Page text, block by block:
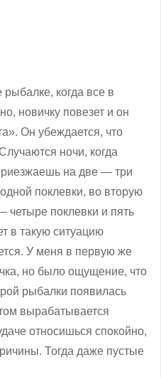
когда все в
новичку повезет и он
Он убеждается, что
ночи, когда
на две — три
поклевки, во вторую
четыре поклевки и пять
в такую ситуацию
У меня в первую же
но было ощущение, что
рыбалки появилась
вырабатывается
относишься спокойно,
Тогда даже пустые